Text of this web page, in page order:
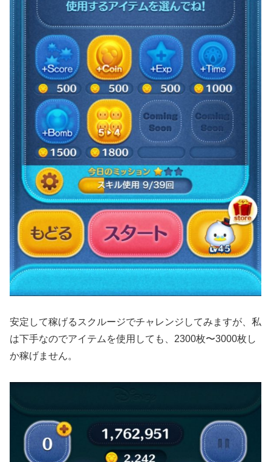
安定して稼げるスクルージでチャレンジしてみますが、私
は下手なのでアイテムを使用しても、2300枚〜3000枚し
か稼げません。